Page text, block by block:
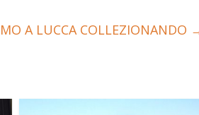
A LUCCA COLLEZIONANDO